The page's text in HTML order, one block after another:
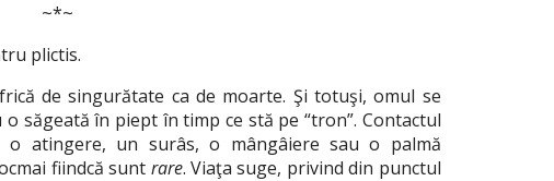
~*~
plictis.
de singurătate ca de moarte. Şi totuşi, omul se
săgeată în piept în timp ce stă pe “tron”. Contactul
atingere, un surâs, o mângâiere sau o palmă
fiindcă sunt rare. Viaţa suge, privind din punctul